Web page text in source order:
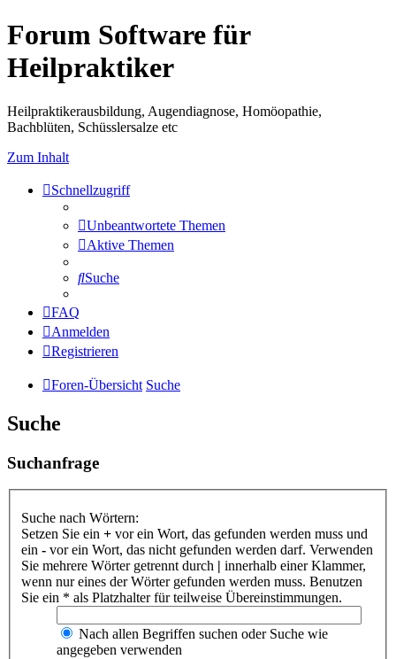
Forum Software für
Heilpraktiker
Heilpraktikerausbildung, Augendiagnose, Homöopathie,
Bachblüten, Schüsslersalze etc
Zum Inhalt
Schnellzugriff
Unbeantwortete Themen
Aktive Themen
Suche
FAQ
Anmelden
Registrieren
Foren-Übersicht Suche
Suche
Suchanfrage
Suche nach Wörtern:
Setzen Sie ein + vor ein Wort, das gefunden werden muss und
ein - vor ein Wort, das nicht gefunden werden darf. Verwenden
Sie mehrere Wörter getrennt durch | innerhalb einer Klammer,
wenn nur eines der Wörter gefunden werden muss. Benutzen
Sie ein * als Platzhalter für teilweise Übereinstimmungen.
Nach allen Begriffen suchen oder Suche wie
angegeben verwenden